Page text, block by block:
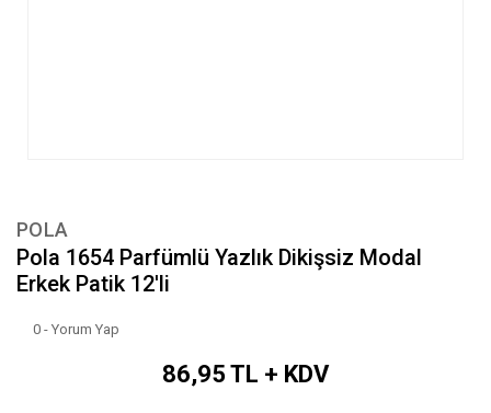
POLA
Pola 1654 Parfümlü Yazlık Dikişsiz Modal
Erkek Patik 12'li
0 - Yorum Yap
86,95 TL + KDV